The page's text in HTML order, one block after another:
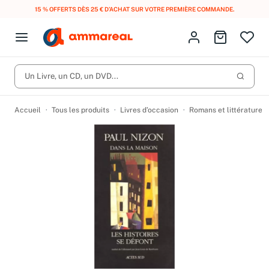
15 % OFFERTS DÈS 25 € D’ACHAT SUR VOTRE PREMIÈRE COMMANDE.
Open menu
Fermer le menu
CD d'occasion
DVD d'occasion
Lancer
Vous n'avez pas trouvé l'article que vous cherchiez ?
Activez les notifications dans votre compte pour être alerté dès
qu'il est en stock.
Créer une alerte
Identifiez-vous
Aller au
Un Livre, un CD, un DVD...
Accueil Tous les produits Livres d’occasion Romans et littérature